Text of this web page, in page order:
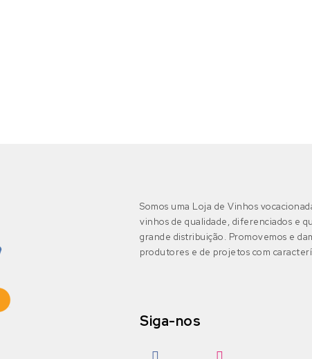
Somos uma Loja de Vinhos
vinhos de qualidade, diferenciados e
grande distribuição. Promovemos e
produtores e de projetos com
Siga-nos